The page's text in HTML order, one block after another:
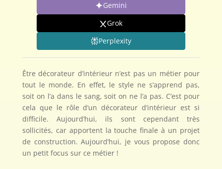
Gemini
Grok
Perplexity
Être décorateur d’intérieur n’est pas un métier pour
tout le monde. En effet, le style ne s’apprend pas,
soit on l’a dans le sang, soit on ne l’a pas. C’est pour
cela que le rôle d’un décorateur d’intérieur est si
difficile. Aujourd’hui, ils sont cependant très
sollicités, car apportent la touche finale à un projet
de construction. Aujourd’hui, je vous propose donc
un petit focus sur ce métier !